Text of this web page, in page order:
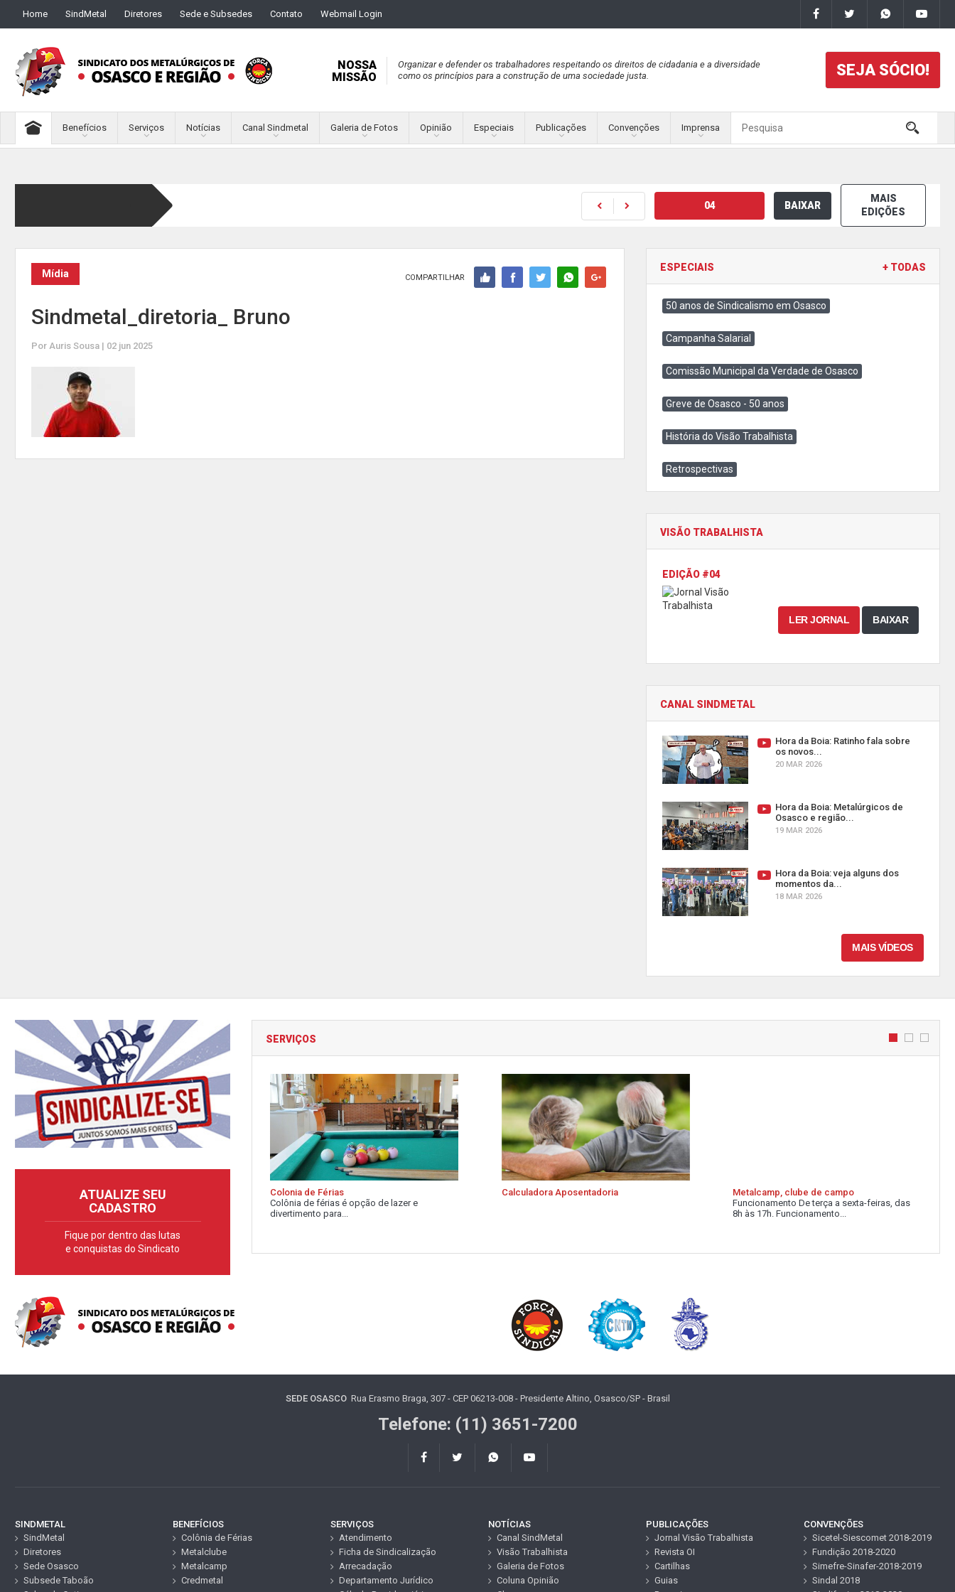
Home SindMetal Diretores Sede e Subsedes Contato Webmail Login
NOSSA
MISSÃO
Organizar e defender os trabalhadores respeitando os direitos de cidadania e a diversidade
como os princípios para a construção de uma sociedade justa.
SEJA SÓCIO!
Benefícios Serviços Notícias Canal Sindmetal Galeria de Fotos Opinião Especiais Publicações Convenções Imprensa
04 BAIXAR
MAIS
EDIÇÕES
Mídia COMPARTILHAR
Sindmetal_diretoria_ Bruno
Por Auris Sousa | 02 jun 2025
ESPECIAIS + TODAS
50 anos de Sindicalismo em Osasco
Campanha Salarial
Comissão Municipal da Verdade de Osasco
Greve de Osasco - 50 anos
História do Visão Trabalhista
Retrospectivas
VISÃO TRABALHISTA
EDIÇÃO #04
LER JORNAL BAIXAR
CANAL SINDMETAL
Hora da Boia: Ratinho fala sobre
os novos...
20 MAR 2026
Hora da Boia: Metalúrgicos de
Osasco e região...
19 MAR 2026
Hora da Boia: veja alguns dos
momentos da...
18 MAR 2026
MAIS VÍDEOS
ATUALIZE SEU
CADASTRO
Fique por dentro das lutas
e conquistas do Sindicato
SERVIÇOS
Colonia de Férias
Colônia de férias é opção de lazer e
divertimento para...
Calculadora Aposentadoria
Metalcamp, clube de campo
Funcionamento De terça a sexta-feiras, das
8h às 17h. Funcionamento...
SEDE OSASCORua Erasmo Braga, 307 - CEP 06213-008 - Presidente Altino, Osasco/SP - Brasil
Telefone: (11) 3651-7200
SINDMETAL
SindMetal
Diretores
Sede Osasco
Subsede Taboão
BENEFÍCIOS
Colônia de Férias
Metalclube
Metalcamp
Credmetal
SERVIÇOS
Atendimento
Ficha de Sindicalização
Arrecadação
Departamento Jurídico
NOTÍCIAS
Canal SindMetal
Visão Trabalhista
Galeria de Fotos
Coluna Opinião
PUBLICAÇÕES
Jornal Visão Trabalhista
Revista OI
Cartilhas
Guias
CONVENÇÕES
Sicetel-Siescomet 2018-2019
Fundição 2018-2020
Simefre-Sinafer-2018-2019
Sindal 2018